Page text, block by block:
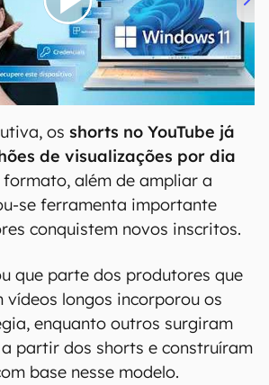
os shorts no YouTube já
de visualizações por dia
formato, além de ampliar a
se ferramenta importante
conquistem novos inscritos.
que parte dos produtores que
vídeos longos incorporou os
enquanto outros surgiram
partir dos shorts e construíram
base nesse modelo.